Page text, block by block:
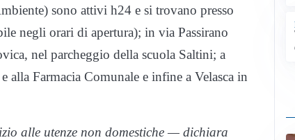
sono attivi h24 e si trovano presso
negli orari di apertura); in via Passirano
nel parcheggio della scuola Saltini; a
Farmacia Comunale e infine a Velasca in
alle utenze non domestiche — dichiara